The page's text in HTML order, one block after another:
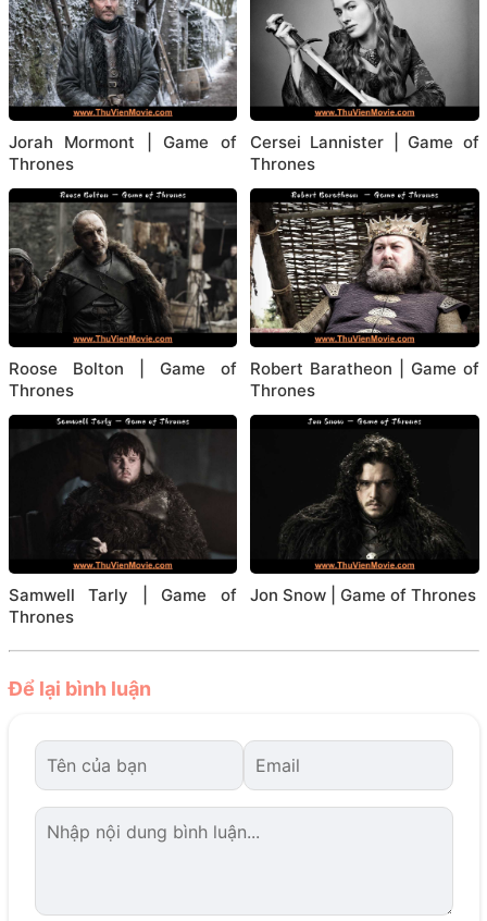
Jorah Mormont | Game of
Thrones
Cersei Lannister | Game of
Thrones
Roose Bolton | Game of
Thrones
Robert Baratheon | Game of
Thrones
Samwell Tarly | Game of
Thrones
Jon Snow | Game of Thrones
Để lại bình luận